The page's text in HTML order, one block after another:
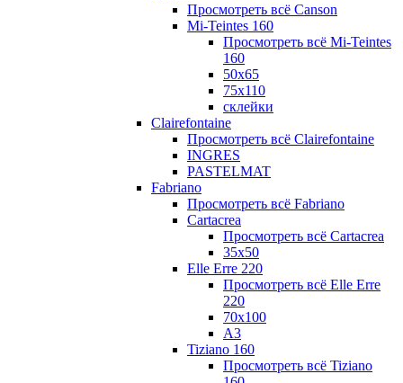
Просмотреть всё Canson
Mi-Teintes 160
Просмотреть всё Mi-Teintes
160
50х65
75х110
склейки
Clairefontaine
Просмотреть всё Clairefontaine
INGRES
PASTELMAT
Fabriano
Просмотреть всё Fabriano
Cartacrea
Просмотреть всё Cartacrea
35х50
Elle Erre 220
Просмотреть всё Elle Erre
220
70х100
А3
Tiziano 160
Просмотреть всё Tiziano